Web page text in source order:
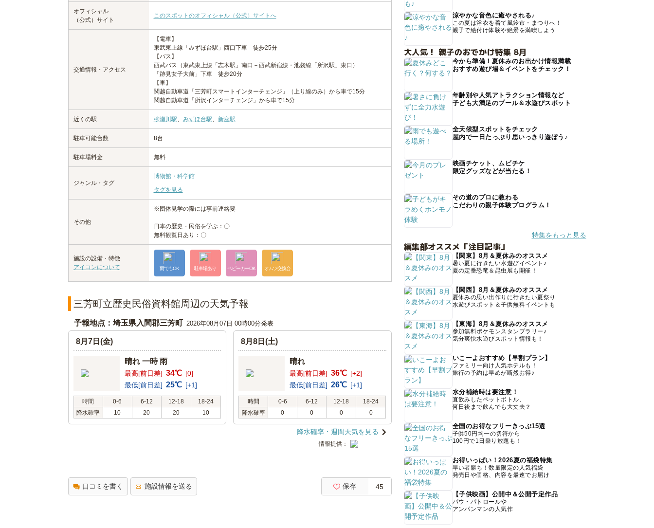
オフィシャル
（公式）サイト
このスポットのオフィシャル（公式）サイトへ
交通情報・アクセス
【電車】
東武東上線「みずほ台駅」西口下車 徒歩25分
【バス】
西武バス（東武東上線「志木駅」南口－西武新宿線・池袋線「所沢駅」東口）
「跡見女子大前」下車 徒歩20分
【車】
関越自動車道「三芳町スマートインターチェンジ」（上り線のみ）から車で15分
関越自動車道「所沢インターチェンジ」から車で15分
近くの駅 柳瀬川駅、 みずほ台駅、 新座駅
駐車可能台数 8台
駐車場料金 無料
ジャンル・タグ
博物館・科学館
タグを見る
その他
※団体見学の際には事前連絡要
日本の歴史・民俗を学ぶ：〇
無料観覧日あり：〇
施設の設備・特徴
アイコンについて
雨でもOK 駐車場あり ベビーカーOK オムツ交換台
三芳町立歴史民俗資料館周辺の天気予報
予報地点：埼玉県入間郡三芳町 2026年08月07日 00時00分発表
8月7日(金)
晴れ 一時 雨
最高[前日差] 34℃ [0]
最低[前日差] 25℃ [+1]
時間 0-6 6-12 12-18
18-24
降水確率
10 20 20 10
8月8日(土)
晴れ
最高[前日差] 36℃ [+2]
最低[前日差] 26℃ [+1]
時間 0-6 6-12 12-18
18-24
降水確率
0 0 0 0
降水確率・週間天気を見る
情報提供：
口コミを書く 施設情報を送る 保存 45
涼やかな音色に癒やされる♪
この夏は浴衣を着て風鈴市・まつりへ！
親子で絵付け体験や絶景を満喫しよう
大人気！ 親子のおでかけ特集 8月
今から準備！夏休みのお出かけ情報満載
おすすめ遊び場＆イベントをチェック！
年齢別や人気アトラクション情報など
子ども大満足のプール＆水遊びスポット
全天候型スポットをチェック
屋内で一日たっぷり思いっきり遊ぼう♪
映画チケット、ムビチケ
限定グッズなどが当たる！
その道のプロに教わる
こだわりの親子体験プログラム！
特集をもっと見る
編集部オススメ「注目記事」
【関東】8月＆夏休みのオススメ
暑い夏に行きたい水遊びイベント♪
夏の定番恐竜＆昆虫展も開催！
【関西】8月＆夏休みのオススメ
夏休みの思い出作りに行きたい夏祭り
水遊びスポット＆子供無料イベントも
【東海】8月＆夏休みのオススメ
参加無料ポケモンスタンプラリー♪
気分爽快水遊びスポット情報も！
いこーよおすすめ【早割プラン】
ファミリー向け人気ホテルも！
旅行の予約は早めが断然お得♪
水分補給時は要注意！
直飲みしたペットボトル、
何日後まで飲んでも大丈夫？
全国のお得なフリーきっぷ15選
子供50円均一の切符から
100円で1日乗り放題も！
お得いっぱい！2026夏の福袋特集
早い者勝ち！数量限定の人気福袋
発売日や価格、内容を最速でお届け
【子供映画】公開中＆公開予定作品
パウ・パトロールや
アンパンマンの人気作